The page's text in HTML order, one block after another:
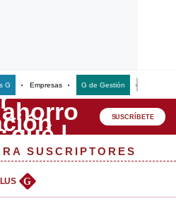
G Empresas G de Gestión
SUSCRÍBETE
SUSCRIPTORES
G